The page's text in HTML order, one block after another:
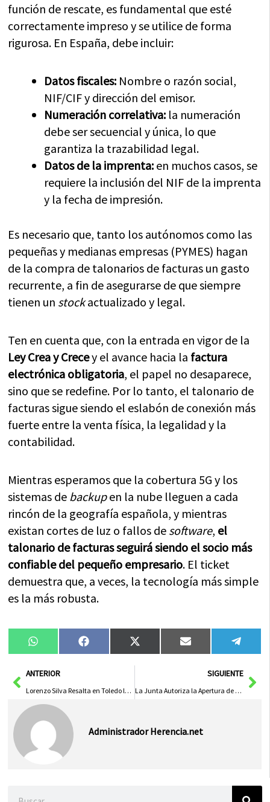
función de rescate, es fundamental que esté
correctamente impreso y se utilice de forma
rigurosa. En España, debe incluir:
Datos fiscales: Nombre o razón social,
NIF/CIF y dirección del emisor.
Numeración correlativa: la numeración
debe ser secuencial y única, lo que
garantiza la trazabilidad legal.
Datos de la imprenta: en muchos casos, se
requiere la inclusión del NIF de la imprenta
y la fecha de impresión.
Es necesario que, tanto los autónomos como las
pequeñas y medianas empresas (PYMES) hagan
de la compra de talonarios de facturas un gasto
recurrente, a fin de asegurarse de que siempre
tienen un stockactualizado y legal.
Ten en cuenta que, con la entrada en vigor de la
Ley Crea y Crecey el avance hacia la factura
electrónica obligatoria, el papel no desaparece,
sino que se redefine. Por lo tanto, el talonario de
facturas sigue siendo el eslabón de conexión más
fuerte entre la venta física, la legalidad y la
contabilidad.
Mientras esperamos que la cobertura 5G y los
sistemas de backupen la nube lleguen a cada
rincón de la geografía española, y mientras
existan cortes de luz o fallos de software, el
talonario de facturas seguirá siendo el socio más
confiable del pequeño empresario. El ticket
demuestra que, a veces, la tecnología más simple
es la más robusta.
Compartir
en
WhatsAppCompartir
en
FacebookCompartir
en
X
(Twitter)
Compartir
en
Email
en
AntANTERIOR
Lorenzo Silva Resalta en Toledo la Riqueza Histórica y Cultural de Castilla
SIGUIENTE
La Junta Autoriza la Apertura de la Escuela Infantil de Almonacid del Marquesado para el Próximo Curso Escolar
Administrador Herencia.net